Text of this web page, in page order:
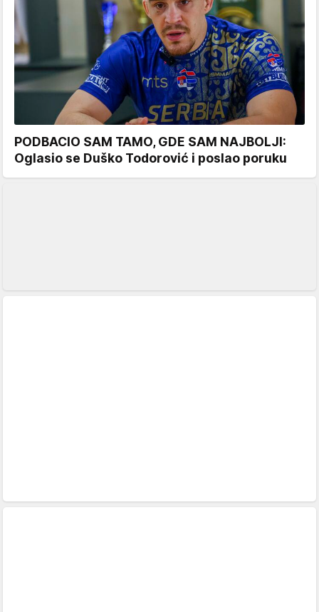
PODBACIO SAM TAMO, GDE SAM NAJBOLJI:
Oglasio se Duško Todorović i poslao poruku